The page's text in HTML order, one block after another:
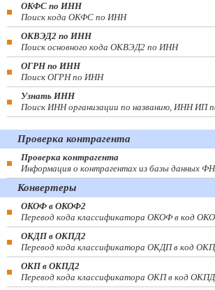
ОКФС по ИНН
Поиск кода ОКФС по ИНН
ОКВЭД2 по ИНН
Поиск основного кода ОКВЭД2 по ИНН
ОГРН по ИНН
Поиск ОГРН по ИНН
Узнать ИНН
Поиск ИНН организации по названию, ИНН ИП
Проверка контрагента
Проверка контрагента
Информация о контрагентах из базы данных
Конвертеры
ОКОФ в ОКОФ2
Перевод кода классификатора ОКОФ в код
ОКДП в ОКПД2
Перевод кода классификатора ОКДП в код
ОКП в ОКПД2
Перевод кода классификатора ОКП в код